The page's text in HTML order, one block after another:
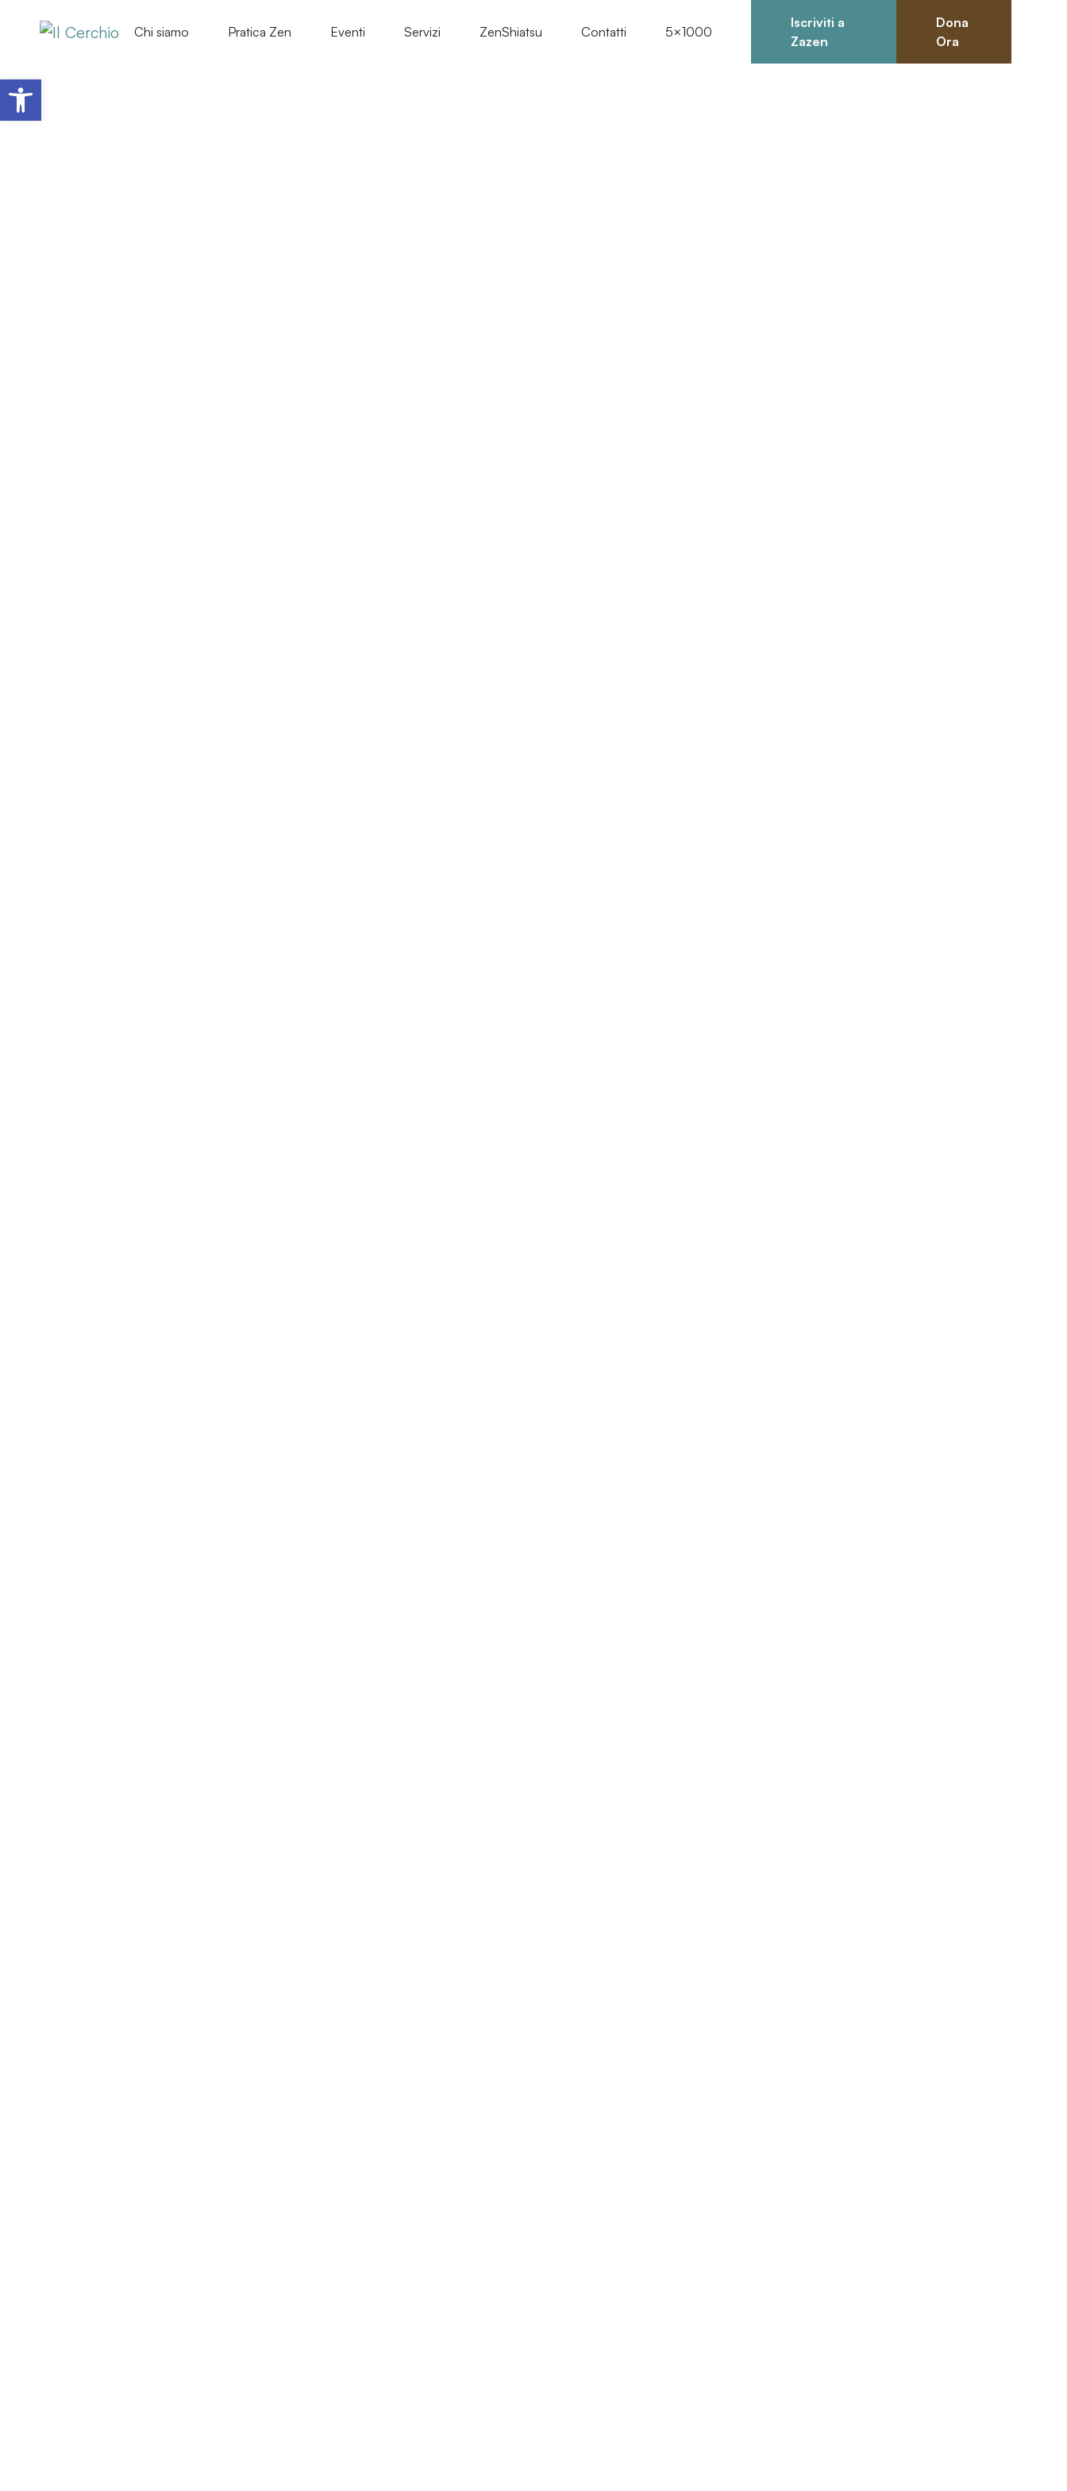
Chi siamo Pratica Zen Eventi Servizi ZenShiatsu Contatti 5×1000
Iscriviti a
Zazen
Dona
Ora
Apri la barra degli strumenti